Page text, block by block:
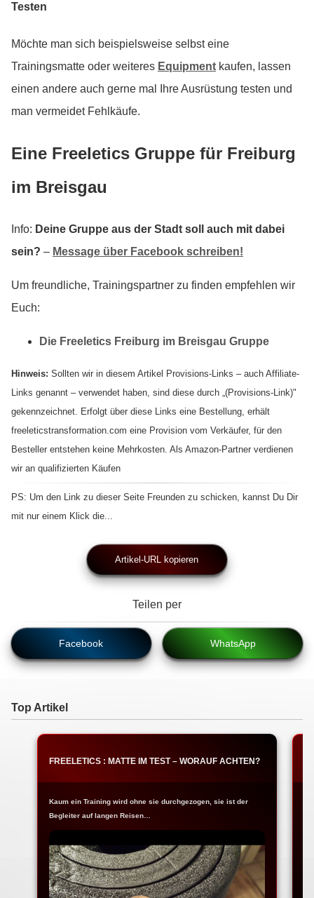
Testen
Möchte man sich beispielsweise selbst eine
Trainingsmatte oder weiteres Equipment kaufen, lassen
einen andere auch gerne mal Ihre Ausrüstung testen und
man vermeidet Fehlkäufe.
Eine Freeletics Gruppe für Freiburg
im Breisgau
Info: Deine Gruppe aus der Stadt soll auch mit dabei
sein? – Message über Facebook schreiben!
Um freundliche, Trainingspartner zu finden empfehlen wir
Euch:
Die Freeletics Freiburg im Breisgau Gruppe
Hinweis: Sollten wir in diesem Artikel Provisions-Links – auch Affiliate-
Links genannt – verwendet haben, sind diese durch „(Provisions-Link)"
gekennzeichnet. Erfolgt über diese Links eine Bestellung, erhält
freeleticstransformation.com eine Provision vom Verkäufer, für den
Besteller entstehen keine Mehrkosten. Als Amazon-Partner verdienen
wir an qualifizierten Käufen
PS: Um den Link zu dieser Seite Freunden zu schicken, kannst Du Dir
mit nur einem Klick die...
Artikel-URL kopieren
Teilen per
Facebook WhatsApp
Top Artikel
FREELETICS : MATTE IM TEST – WORAUF ACHTEN?
Kaum ein Training wird ohne sie durchgezogen, sie ist der
Begleiter auf langen Reisen…